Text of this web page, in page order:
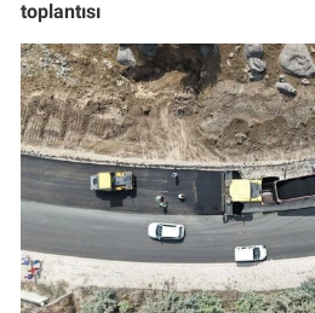
toplantısı